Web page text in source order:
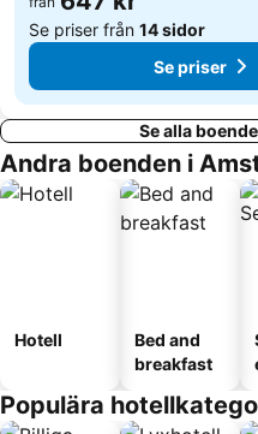
Oost
Se priser från 14 sidor
Se priser
Se alla
Andra boenden i
Hotell
Bed and
breakfast
Populära